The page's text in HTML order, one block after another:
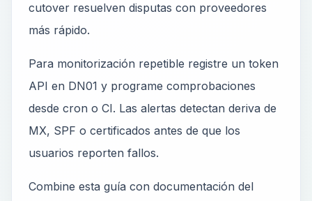
cutover resuelven disputas con proveedores
más rápido.
Para monitorización repetible registre un token
API en DN01 y programe comprobaciones
desde cron o CI. Las alertas detectan deriva de
MX, SPF o certificados antes de que los
usuarios reporten fallos.
Combine esta guía con documentación del